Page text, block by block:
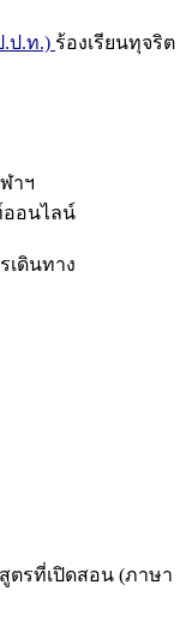
ป.ท.) ร้องเรียนทุจริต
าฯ
อนไลน์
เดินทาง
ตรที่เปิดสอน (ภาษา